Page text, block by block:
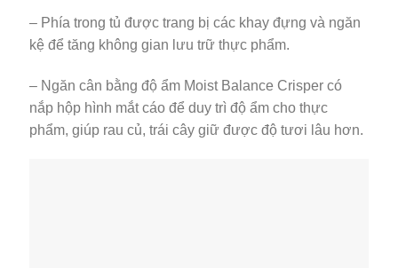
– Phía trong tủ được trang bị các khay đựng và ngăn
kệ để tăng không gian lưu trữ thực phẩm.
– Ngăn cân bằng độ ẩm Moist Balance Crisper có
nắp hộp hình mắt cáo để duy trì độ ẩm cho thực
phẩm, giúp rau củ, trái cây giữ được độ tươi lâu hơn.